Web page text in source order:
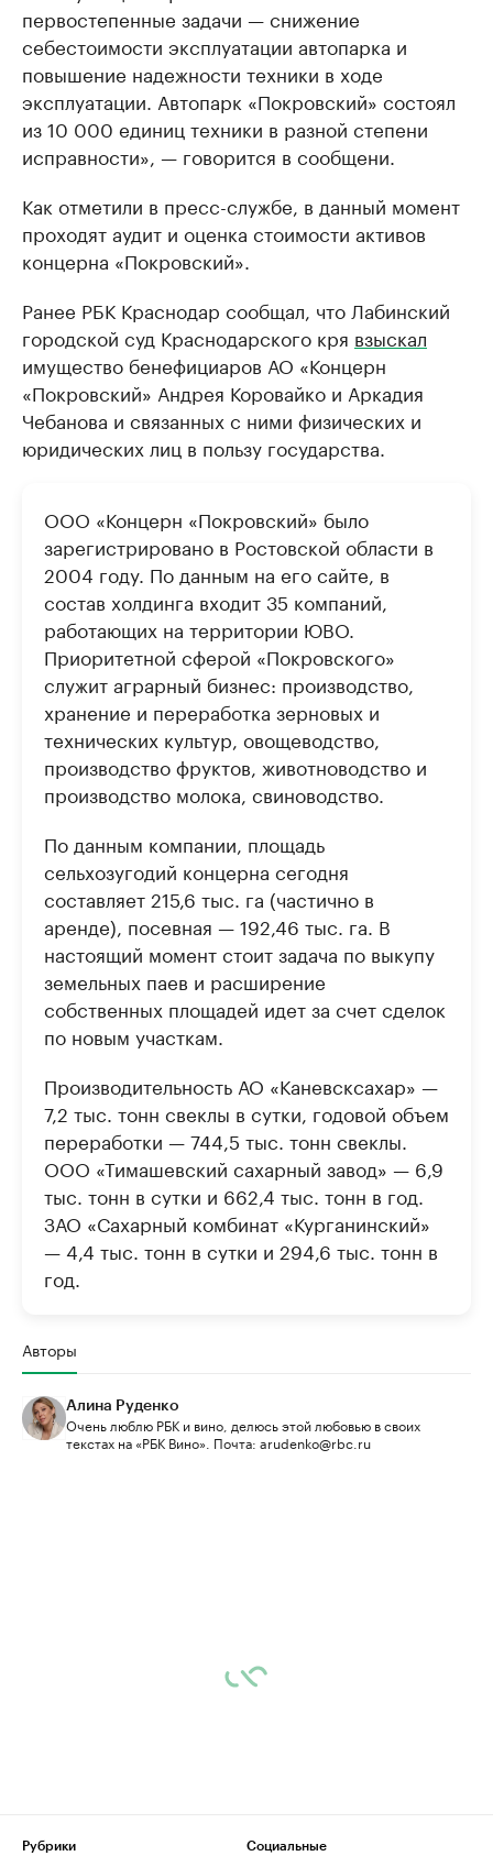
первостепенные задачи — снижение
себестоимости эксплуатации автопарка и
повышение надежности техники в ходе
эксплуатации. Автопарк «Покровский» состоял
из 10 000 единиц техники в разной степени
исправности», — говорится в сообщени.
Как отметили в пресс-службе, в данный момент
проходят аудит и оценка стоимости активов
концерна «Покровский».
Ранее РБК Краснодар сообщал, что Лабинский
городской суд Краснодарского кря взыскал
имущество бенефициаров АО «Концерн
«Покровский» Андрея Коровайко и Аркадия
Чебанова и связанных с ними физических и
юридических лиц в пользу государства.
ООО «Концерн «Покровский» было
зарегистрировано в Ростовской области в
2004 году. По данным на его сайте, в
состав холдинга входит 35 компаний,
работающих на территории ЮВО.
Приоритетной сферой «Покровского»
служит аграрный бизнес: производство,
хранение и переработка зерновых и
технических культур, овощеводство,
производство фруктов, животноводство и
производство молока, свиноводство.
По данным компании, площадь
сельхозугодий концерна сегодня
составляет 215,6 тыс. га (частично в
аренде), посевная — 192,46 тыс. га. В
настоящий момент стоит задача по выкупу
земельных паев и расширение
собственных площадей идет за счет сделок
по новым участкам.
Производительность АО «Каневсксахар» —
7,2 тыс. тонн свеклы в сутки, годовой объем
переработки — 744,5 тыс. тонн свеклы.
ООО «Тимашевский сахарный завод» — 6,9
тыс. тонн в сутки и 662,4 тыс. тонн в год.
ЗАО «Сахарный комбинат «Курганинский»
— 4,4 тыс. тонн в сутки и 294,6 тыс. тонн в
год.
Авторы
Алина Руденко
Очень люблю РБК и вино, делюсь этой любовью в своих
текстах на «РБК Вино». Почта: arudenko@rbc.ru
Рубрики
Социальные